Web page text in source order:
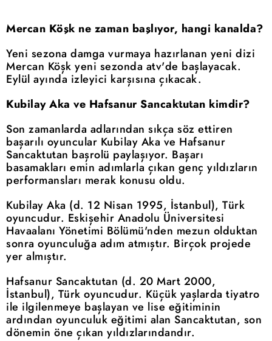
Mercan Köşk ne zaman başlıyor, hangi kanalda?
Yeni sezona damga vurmaya hazırlanan yeni dizi
Mercan Köşk yeni sezonda atv'de başlayacak.
Eylül ayında izleyici karşısına çıkacak.
Kubilay Aka ve Hafsanur Sancaktutan kimdir?
Son zamanlarda adlarından sıkça söz ettiren
başarılı oyuncular Kubilay Aka ve Hafsanur
Sancaktutan başrolü paylaşıyor. Başarı
basamakları emin adımlarla çıkan genç yıldızların
performansları merak konusu oldu.
Kubilay Aka (d. 12 Nisan 1995, İstanbul), Türk
oyuncudur. Eskişehir Anadolu Üniversitesi
Havaalanı Yönetimi Bölümü'nden mezun olduktan
sonra oyunculuğa adım atmıştır. Birçok projede
yer almıştır.
Hafsanur Sancaktutan (d. 20 Mart 2000,
İstanbul), Türk oyuncudur. Küçük yaşlarda tiyatro
ile ilgilenmeye başlayan ve lise eğitiminin
ardından oyunculuk eğitimi alan Sancaktutan, son
dönemin öne çıkan yıldızlarındandır.